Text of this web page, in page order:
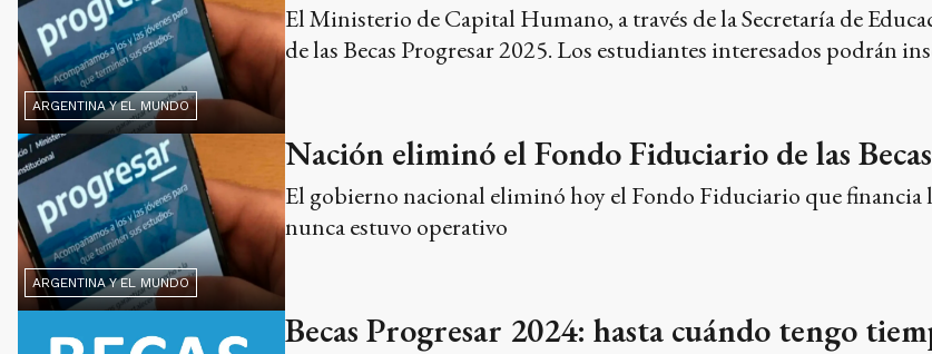
ARGENTINA Y EL MUNDO
El Ministerio de Capital Humano, a través de la Secretaría de
de las Becas Progresar 2025. Los estudiantes interesados podrán
ARGENTINA Y EL MUNDO
Nación eliminó el Fondo Fiduciario de las
El gobierno nacional eliminó hoy el Fondo Fiduciario que financia
nunca estuvo operativo
Becas Progresar 2024: hasta cuándo tengo